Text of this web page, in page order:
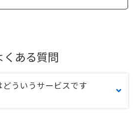
くある質問
どういうサービスです